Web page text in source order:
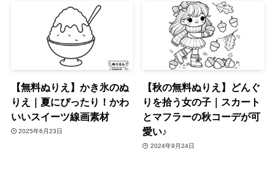
【無料ぬりえ】かき氷のぬ
りえ｜夏にぴったり！かわ
いいスイーツ線画素材
2025年6月23日
【秋の無料ぬりえ】どんぐ
りを拾う女の子｜スカート
とマフラーの秋コーデが可
愛い♪
2024年9月24日